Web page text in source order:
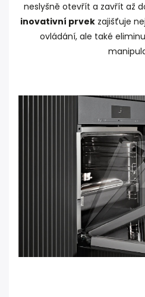
neslyšně otevřít a zavřít až
inovativní prvek zajišťuje
ovládání, ale také